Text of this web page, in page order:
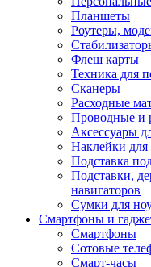
Планшеты
Роутеры,
Флеш карты
Техника для
Сканеры
Расходные
Проводные и
Аксессуары
Наклейки для
Подставка
Подставки,
навигаторов
Сумки для
Смартфоны и
Смартфоны
Сотовые
Смарт-часы